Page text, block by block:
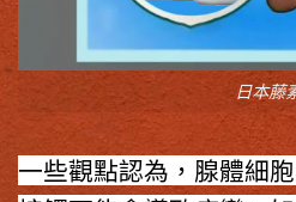
日本藤
一些觀點認為，腺體細